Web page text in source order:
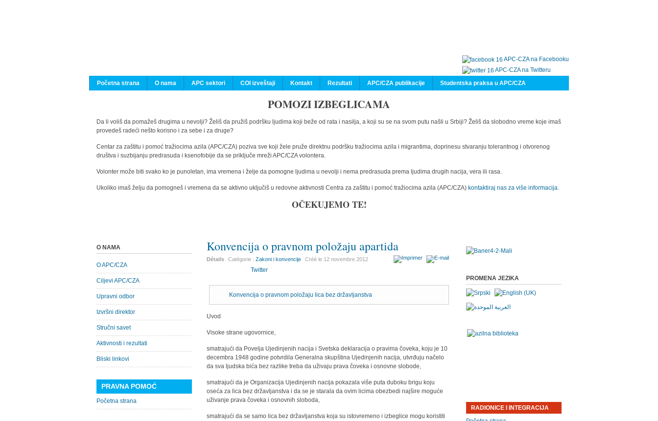
APC-CZA na Facebooku
APC-CZA na Twitteru
Početna strana
O nama APC sektori COI izveštaji Kontakt Rezultati APC/CZA publikacije Studentska praksa u APC/CZA
POMOZI IZBEGLICAMA
Da li voliš da pomažeš drugima u nevolji? Želiš da pružiš podršku ljudima koji beže od rata i nasilja, a koji su se na svom putu našli u Srbiji? Želiš da slobodno vreme koje imaš
provedeš radeći nešto korisno i za sebe i za druge?
Centar za zaštitu i pomoć tražiocima azila (APC/CZA) poziva sve koji žele pruže direktnu podršku tražiocima azila i migrantima, doprinesu stvaranju tolerantnog i otvorenog
društva i suzbijanju predrasuda i ksenofobije da se priključe mreži APC/CZA volontera.
Volonter može biti svako ko je punoletan, ima vremena i želje da pomogne ljudima u nevolji i nema predrasuda prema ljudima drugih nacija, vera ili rasa.
Ukoliko imaš želju da pomogneš i vremena da se aktivno uključiš u redovne aktivnosti Centra za zaštitu i pomoć tražiocima azila (APC/CZA) kontaktiraj nas za više informacija.
OČEKUJEMO TE!
Konvencija o pravnom položaju apartida
Détails Catégorie :Zakoni i konvencije Créé le 12 novembre 2012
Twitter
Konvencija o pravnom položaju lica bez državljanstva
Uvod
Visoke strane ugovornice,
smatrajući da Povelja Ujedinjenih nacija i Svetska deklaracija o pravima čoveka, koju je 10
decembra 1948 godine potvrdila Generalna skupština Ujedinjenih nacija, utvrđuju načelo
da sva ljudska bića bez razlike treba da uživaju prava čoveka i osnovne slobode,
smatrajući da je Organizacija Ujedinjenih nacija pokazala više puta duboku brigu koju
oseća za lica bez državljanstva i da se je starala da ovim licima obezbedi najšire moguće
uživanje prava čoveka i osnovnih sloboda,
smatrajući da se samo lica bez državljanstva koja su istovremeno i izbeglice mogu koristiti
O NAMA
O APC/CZA
Ciljevi APC/CZA
Upravni odbor
Izvršni direktor
Stručni savet
Aktivnosti i rezultati
Bliski linkovi
PRAVNA POMOĆ
Početna strana
PROMENA JEZIKA
RADIONICE I INTEGRACIJA